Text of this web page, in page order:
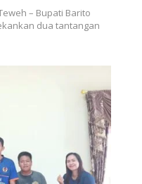
– Bupati Barito
dua tantangan